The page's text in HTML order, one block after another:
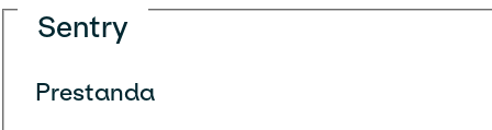
Sentry
Prestanda